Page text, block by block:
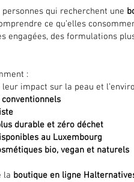
qui recherchent une
ce qu’elles
engagées, des formulations
:
leur impact sur la peau et
durable et zéro déchet
au Luxembourg
bio, vegan et naturels
la boutique en ligne